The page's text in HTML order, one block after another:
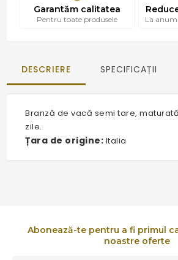
Garantăm calitatea
Pentru toate produsele La
DESCRIERE SPECIFICAȚII
Branză de vacă semi tare,
zile.
Țara de origine: Italia
Abonează-te pentru a fi primul
noastre oferte